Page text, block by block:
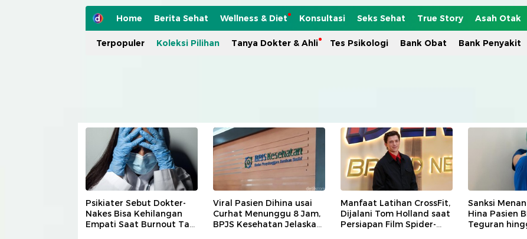
Home Berita Sehat Wellness & Diet Konsultasi Seks Sehat True Story Asah Otak
Terpopuler Koleksi Pilihan Tanya Dokter & Ahli Tes Psikologi Bank Obat Bank Penyakit
Psikiater Sebut Dokter-
Nakes Bisa Kehilangan
Empati Saat Burnout Tak
Viral Pasien Dihina usai
Curhat Menunggu 8 Jam,
BPJS Kesehatan Jelaskan
Manfaat Latihan CrossFit,
Dijalani Tom Holland saat
Persiapan Film Spider-
Sanksi
Hina Pasien
Teguran